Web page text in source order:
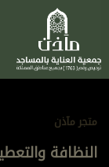
متجر مآذن
النظافة